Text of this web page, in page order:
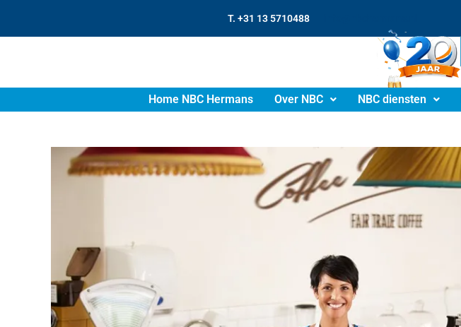
T. +31 13 5710488
Home NBC Hermans Over NBC NBC diensten